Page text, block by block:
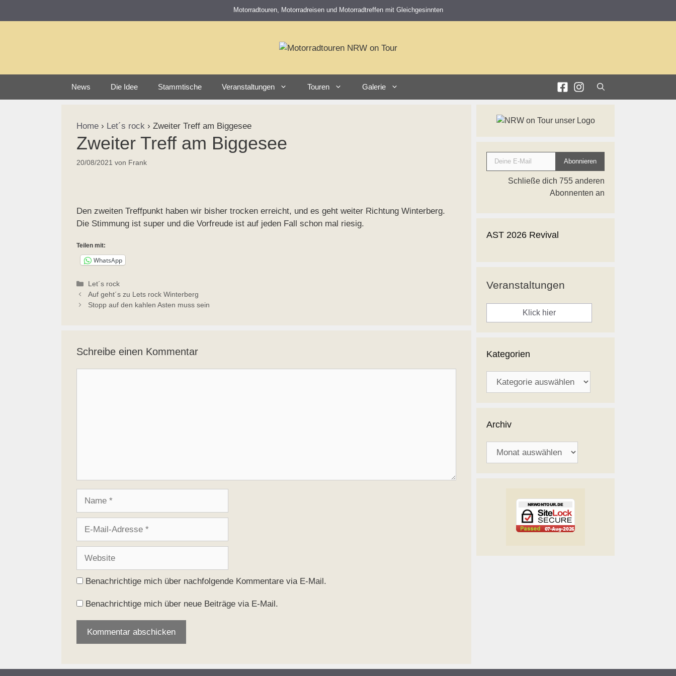
Motorradtouren, Motorradreisen und Motorradtreffen mit Gleichgesinnten
News Die Idee Stammtische Veranstaltungen Touren Galerie
Home › Let´s rock › Zweiter Treff am Biggesee
Zweiter Treff am Biggesee
20/08/2021 von Frank
Den zweiten Treffpunkt haben wir bisher trocken erreicht, und es geht weiter Richtung Winterberg.
Die Stimmung ist super und die Vorfreude ist auf jeden Fall schon mal riesig.
Teilen mit:
WhatsApp
Kategorien
Let´s rock
Auf geht´s zu Lets rock Winterberg
Stopp auf den kahlen Asten muss sein
Schreibe einen Kommentar
Adresse
Benachrichtige mich über nachfolgende Kommentare via E-Mail.
Benachrichtige mich über neue Beiträge via E-Mail.
Deine E-Mail
Abonnieren
Schließe dich 755 anderen
Abonnenten an
AST 2026 Revival
Veranstaltungen
Klick hier
Kategorien
Archiv